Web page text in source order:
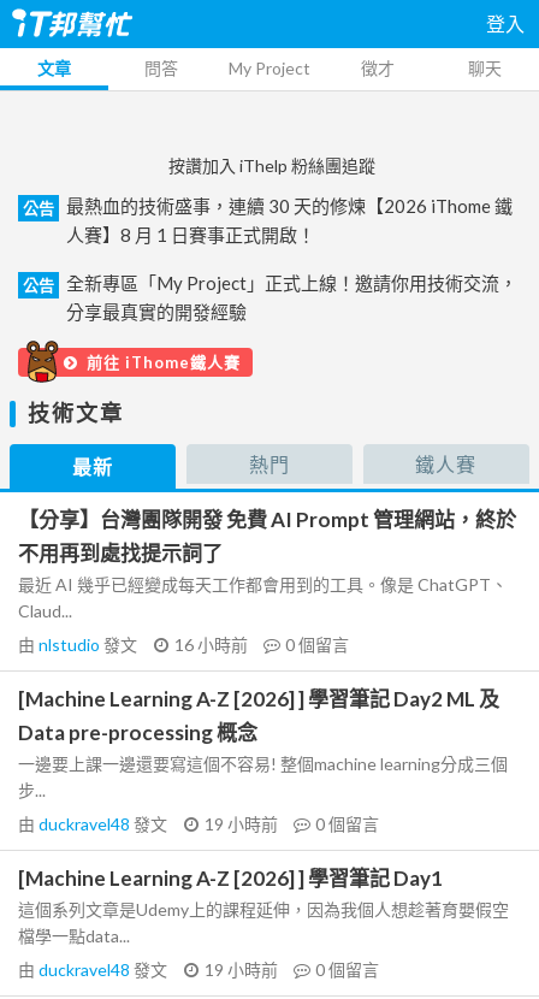
登入
文章 問答 My Project 徵才 聊天
按讚加入 iThelp 粉絲團追蹤
公告
最熱血的技術盛事，連續 30 天的修煉【2026 iThome 鐵
人賽】8 月 1 日賽事正式開啟！
公告
全新專區「My Project」正式上線！邀請你用技術交流，
分享最真實的開發經驗
前往 iThome鐵人賽
技術文章
最新 熱門 鐵人賽
【分享】台灣團隊開發 免費 AI Prompt 管理網站，終於
不用再到處找提示詞了
最近 AI 幾乎已經變成每天工作都會用到的工具。像是 ChatGPT、
Claud...
由 nlstudio 發文 16 小時前 0個留言
[Machine Learning A-Z [2026] ] 學習筆記 Day2 ML 及
Data pre-processing 概念
一邊要上課一邊還要寫這個不容易! 整個machine learning分成三個
步...
由 duckravel48 發文 19 小時前 0個留言
[Machine Learning A-Z [2026] ] 學習筆記 Day1
這個系列文章是Udemy上的課程延伸，因為我個人想趁著育嬰假空
檔學一點data...
由 duckravel48 發文 19 小時前 0個留言